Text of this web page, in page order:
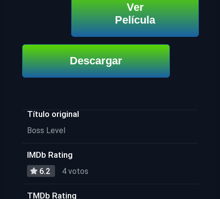
Ver
Película
Descargar
Título original
Boss Level
IMDb Rating
6.2 4 votos
TMDb Rating